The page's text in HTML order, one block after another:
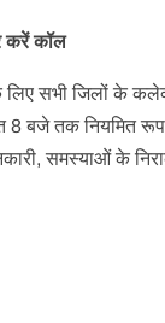
करें कॉल
लिए सभी जिलों के
8 बजे तक नियमित
समस्याओं के